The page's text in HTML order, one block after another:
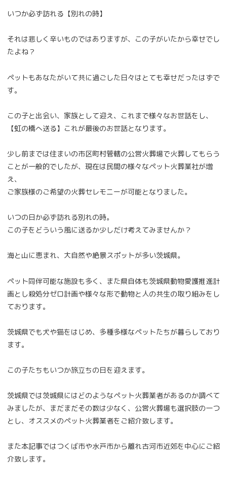
いつか必ず訪れる【別れの時】
それは悲しく辛いものではありますが、この子がいたから幸せでし
たよね？
ペットもあなたがいて共に過ごした日々はとても幸せだったはずで
す。
この子と出会い、家族として迎え、これまで様々なお世話をし、
【虹の橋へ送る】これが最後のお世話となります。
少し前までは住まいの市区町村管轄の公営火葬場で火葬してもらう
ことが一般的でしたが、現在は民間の様々なペット火葬業社が増
え、
ご家族様のご希望の火葬セレモニーが可能となりました。
いつの日か必ず訪れる別れの時。
この子をどういう風に送るか少しだけ考えてみませんか？
海と山に恵まれ、大自然や絶景スポットが多い茨城県。
ペット同伴可能な施設も多く、また県自体も茨城県動物愛護推進計
画とし殺処分ゼロ計画や様々な形で動物と人の共生の取り組みをし
ております。
茨城県でも犬や猫をはじめ、多種多様なペットたちが暮らしており
ます。
この子たちもいつか旅立ちの日を迎えます。
茨城県では茨城県にはどのようなペット火葬業者があるのか調べて
みましたが、まだまだその数は少なく、公営火葬場も選択肢の一つ
とし、オススメのペット火葬業者をご紹介致します。
また本記事ではつくば市や水戸市から離れ古河市近郊を中心にご紹
介致します。